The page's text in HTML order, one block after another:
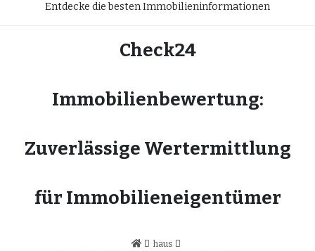
Entdecke die besten Immobilieninformationen
Check24
Immobilienbewertung:
Zuverlässige Wertermittlung
für Immobilieneigentümer
haus